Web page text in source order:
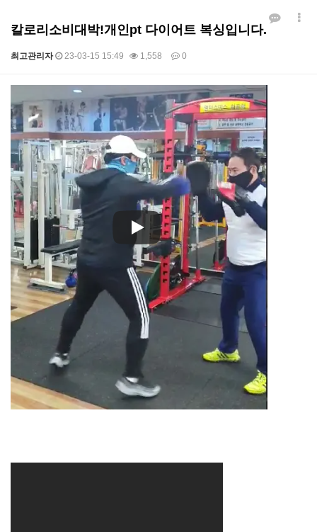
칼로리소비대박!개인pt 다이어트 복싱입니다.
최고관리자 23-03-15 15:49 1,558 0